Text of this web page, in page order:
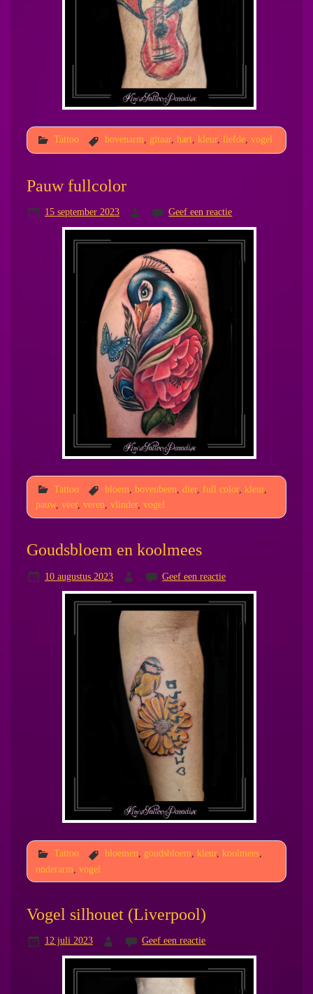
Tattoo bovenarm, gitaar, hart, kleur, liefde, vogel
Pauw fullcolor
15 september 2023 Geef een reactie
Tattoo bloem bovenbeen dier, full color, kleur,
pauw, veer, veren, vlinder, vogel
Goudsbloem en koolmees
10 augustus 2023 Geef een reactie
Tattoo bloemen goudsbloem kleur, koolmees,
onderarm vogel
Vogel silhouet (Liverpool)
12 juli 2023 Geef een reactie